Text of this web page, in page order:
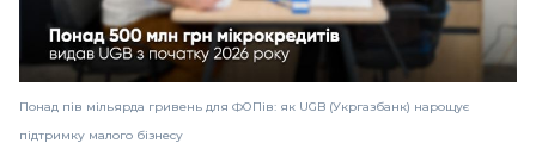
Понад пів мільярда гривень для ФОПів: як UGB (Укргазбанк) нарощує
підтримку малого бізнесу